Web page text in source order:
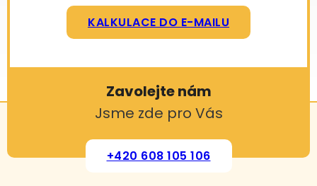
KALKULACE DO E-MAILU
Zavolejte nám
Jsme zde pro Vás
+420 608 105 106